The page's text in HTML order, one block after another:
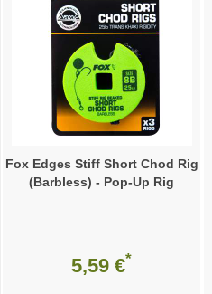
Fox Edges Stiff Short Chod Rig
(Barbless) - Pop-Up Rig
5,59 €*